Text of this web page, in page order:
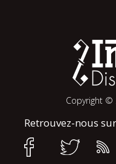
Copyright ©
Retrouvez-nous